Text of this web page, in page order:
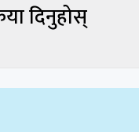
दिनुहोस्